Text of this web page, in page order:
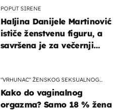
POPUT SIRENE
Haljina Danijele Martinović
ističe ženstvenu figuru, a
savršena je za večernji
"VRHUNAC" ŽENSKOG SEKSUALNOG
Kako do vaginalnog
orgazma? Samo 18 % žena